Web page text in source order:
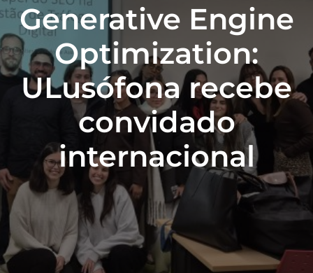
Generative Engine
Optimization:
ULusófona recebe
convidado
internacional